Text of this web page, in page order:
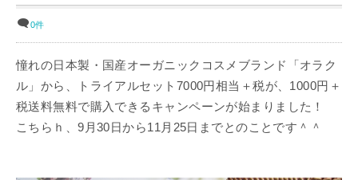
0件
憧れの日本製・国産オーガニックコスメブランド「オラク
ル」から、トライアルセット7000円相当＋税が、1000円＋
税送料無料で購入できるキャンペーンが始まりました！
こちらｈ、9月30日から11月25日までとのことです＾＾